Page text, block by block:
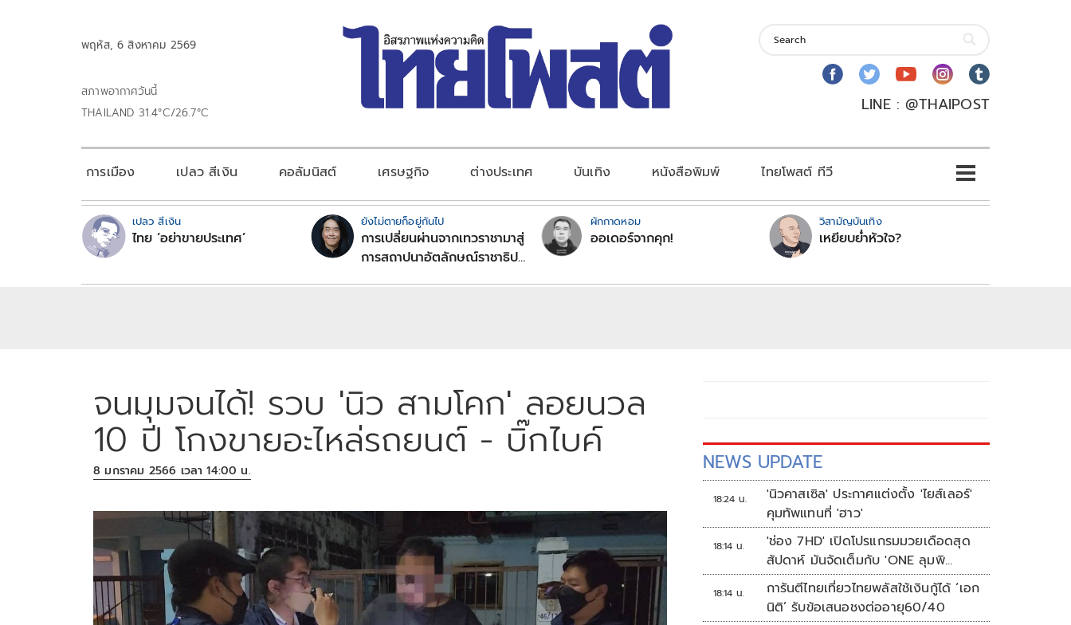
พฤหัส, 6 สิงหาคม 2569
สภาพอากาศวันนี้
THAILAND 31.4°C/26.7°C
LINE : @THAIPOST
การเมือง เปลว สีเงิน คอลัมนิสต์ เศรษฐกิจ ต่างประเทศ บันเทิง หนังสือพิมพ์ ไทยโพสต์ ทีวี
เปลว สีเงิน
ไทย ‘อย่าขายประเทศ’
ยังไม่ตายก็อยู่กันไป
การเปลี่ยนผ่านจากเทวราชามาสู่
การสถาปนาอัตลักษณ์ราชาธิป
ผักกาดหอม
ออเดอร์จากคุก!
วิสามัญบันเทิง
เหยียบย่ำหัวใจ?
จนมุมจนได้! รวบ 'นิว สามโคก' ลอยนวล
10 ปี โกงขายอะไหล่รถยนต์ - บิ๊กไบค์
8 มกราคม 2566 เวลา 14:00 น. NEWS UPDATE
18:24 น.
'นิวคาสเซิล' ประกาศแต่งตั้ง 'ไยส์เลอร์'
คุมทัพแทนที่ 'ฮาว'
18:14 น.
'ช่อง 7HD' เปิดโปรแกรมมวยเดือดสุด
สัปดาห์ มันจัดเต็มกับ 'ONE ลุมพิ
นี 165-มวยไทย 7 สี'
18:14 น.
การันตีไทยเที่ยวไทยพลัสใช้เงินกู้ได้ ‘เอก
นิติ’ รับข้อเสนอชงต่ออายุ60/40